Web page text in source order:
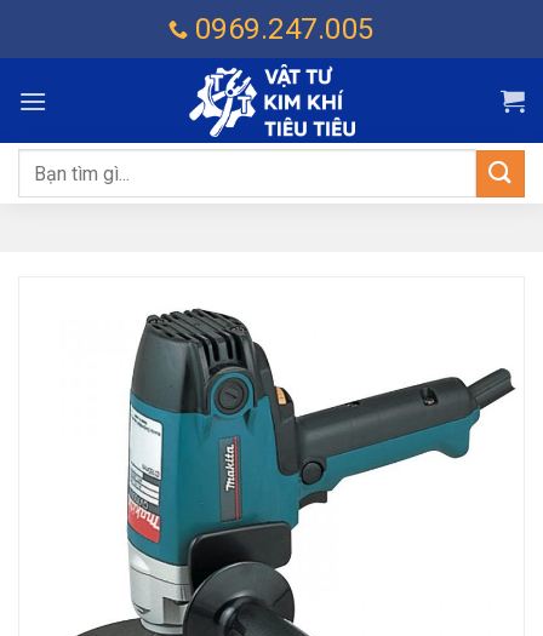
dung
0969.247.005
Tìm
kiếm: